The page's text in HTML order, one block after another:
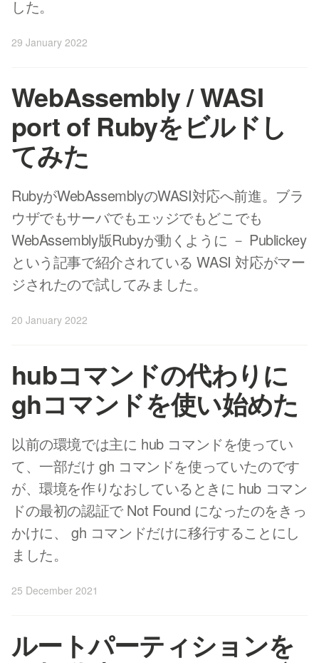
した。
29 January 2022
WebAssembly / WASI
port of Rubyをビルドし
てみた
RubyがWebAssemblyのWASI対応へ前進。ブラ
ウザでもサーバでもエッジでもどこでも
WebAssembly版Rubyが動くように － Publickey
という記事で紹介されている WASI 対応がマー
ジされたので試してみました。
20 January 2022
hubコマンドの代わりに
ghコマンドを使い始めた
以前の環境では主に hub コマンドを使ってい
て、一部だけ gh コマンドを使っていたのです
が、環境を作りなおしているときに hub コマン
ドの最初の認証で Not Found になったのをきっ
かけに、 gh コマンドだけに移行することにし
ました。
25 December 2021
ルートパーティションを